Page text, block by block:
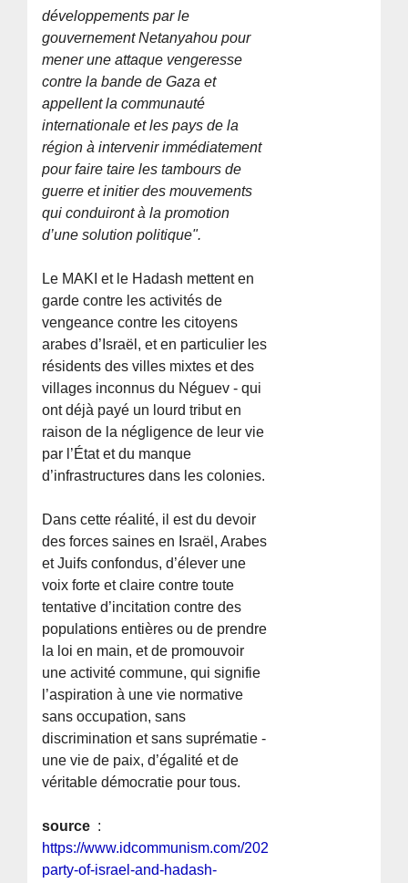
développements par le
gouvernement Netanyahou pour
mener une attaque vengeresse
contre la bande de Gaza et
appellent la communauté
internationale et les pays de la
région à intervenir immédiatement
pour faire taire les tambours de
guerre et initier des mouvements
qui conduiront à la promotion
d’une solution politique".
Le MAKI et le Hadash mettent en
garde contre les activités de
vengeance contre les citoyens
arabes d’Israël, et en particulier les
résidents des villes mixtes et des
villages inconnus du Néguev - qui
ont déjà payé un lourd tribut en
raison de la négligence de leur vie
par l’État et du manque
d’infrastructures dans les colonies.
Dans cette réalité, il est du devoir
des forces saines en Israël, Arabes
et Juifs confondus, d’élever une
voix forte et claire contre toute
tentative d’incitation contre des
populations entières ou de prendre
la loi en main, et de promouvoir
une activité commune, qui signifie
l’aspiration à une vie normative
sans occupation, sans
discrimination et sans suprématie -
une vie de paix, d’égalité et de
véritable démocratie pour tous.
source :
https://www.idcommunism.com/2023/10/communist-
party-of-israel-and-hadash-